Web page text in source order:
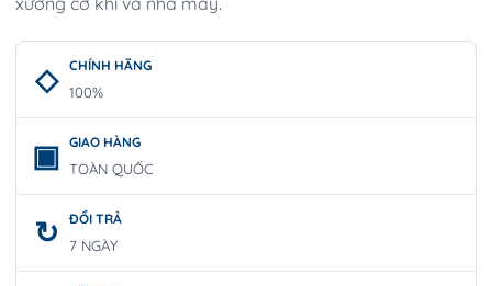
CHÍNH HÃNG
100%
GIAO HÀNG
TOÀN QUỐC
ĐỔI TRẢ
7 NGÀY